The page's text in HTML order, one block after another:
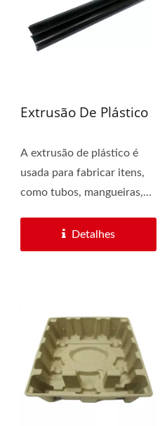
Extrusão De Plástico
A extrusão de plástico é
usada para fabricar itens,
como tubos, mangueiras,
Detalhes